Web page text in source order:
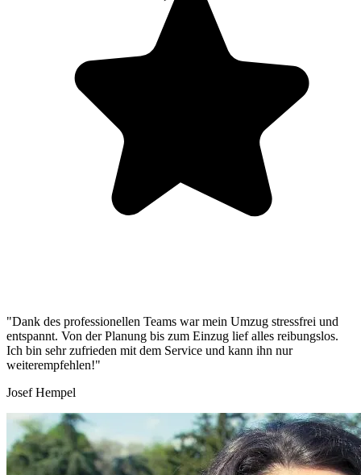
"Dank des professionellen Teams war mein Umzug stressfrei und
entspannt. Von der Planung bis zum Einzug lief alles reibungslos.
Ich bin sehr zufrieden mit dem Service und kann ihn nur
weiterempfehlen!"
Josef Hempel